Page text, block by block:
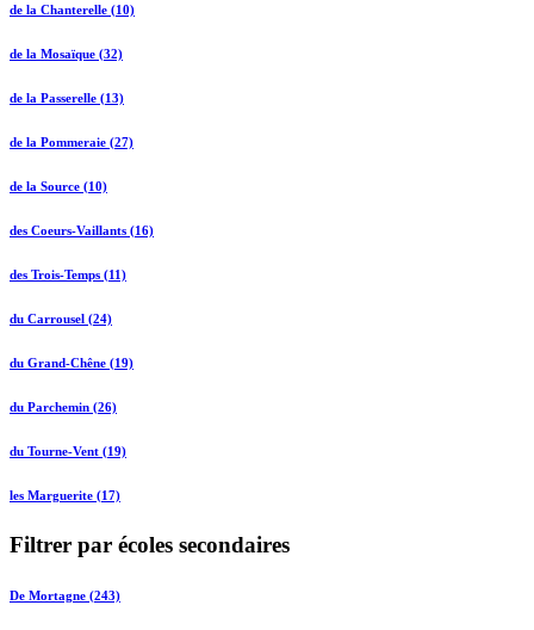
de la Chanterelle (10)
de la Mosaïque (32)
de la Passerelle (13)
de la Pommeraie (27)
de la Source (10)
des Coeurs-Vaillants (16)
des Trois-Temps (11)
du Carrousel (24)
du Grand-Chêne (19)
du Parchemin (26)
du Tourne-Vent (19)
les Marguerite (17)
Filtrer par écoles secondaires
De Mortagne (243)